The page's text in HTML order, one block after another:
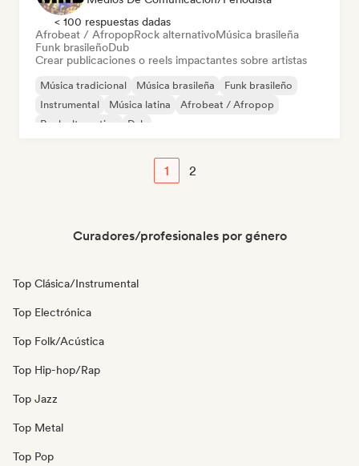
< 100 respuestas dadas
Afrobeat / AfropopRock alternativoMúsica brasileña
Funk brasileñoDub
Crear publicaciones o reels impactantes sobre artistas
Música tradicional Música brasileña
Funk brasileño
Instrumental
Música latina
Afrobeat / Afropop
Rock alternativo
Dub
1 2
Curadores/profesionales por género
Top Clásica/Instrumental
Top Electrónica
Top Folk/Acústica
Top Hip-hop/Rap
Top Jazz
Top Metal
Top Pop